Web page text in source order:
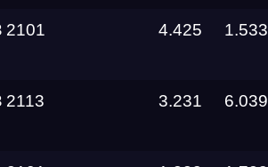
2101 4.425 1.533
2113 3.231 6.039